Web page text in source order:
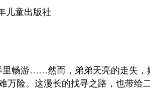
儿童出版社
畅游……然而，弟弟天亮的走失，
万险。这漫长的找寻之路，也带